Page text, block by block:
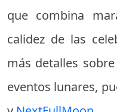
que combina
calidez de las
más detalles
eventos lunares,